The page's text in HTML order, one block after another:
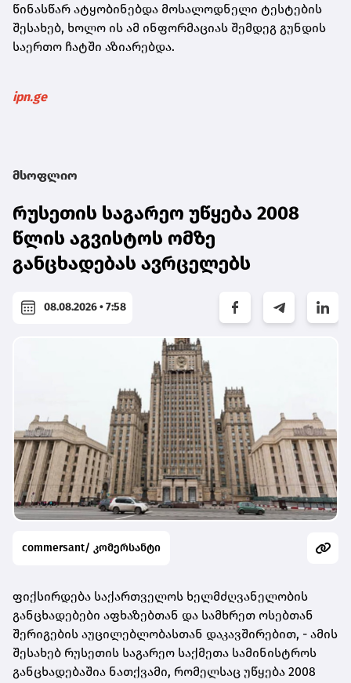
წინასწარ ატყობინებდა მოსალოდნელი ტესტების
შესახებ, ხოლო ის ამ ინფორმაციას შემდეგ გუნდის
საერთო ჩატში აზიარებდა.
ipn.ge
მსოფლიო
რუსეთის საგარეო უწყება 2008
წლის აგვისტოს ომზე
განცხადებას ავრცელებს
08.08.2026 • 7:58
commersant/ კომერსანტი
ფიქსირდება საქართველოს ხელმძღვანელობის
განცხადებები აფხაზებთან და სამხრეთ ოსებთან
შერიგების აუცილებლობასთან დაკავშირებით, - ამის
შესახებ რუსეთის საგარეო საქმეთა სამინისტროს
განცხადებაშია ნათქვამი, რომელსაც უწყება 2008